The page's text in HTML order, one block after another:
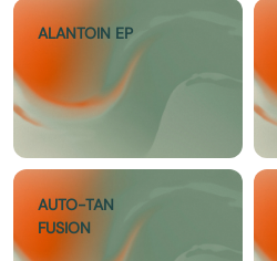
ALANTOIN EP
AUTO-TAN
FUSION